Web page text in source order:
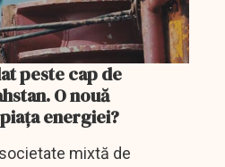
peste cap de
O nouă
energiei?
mixtă de